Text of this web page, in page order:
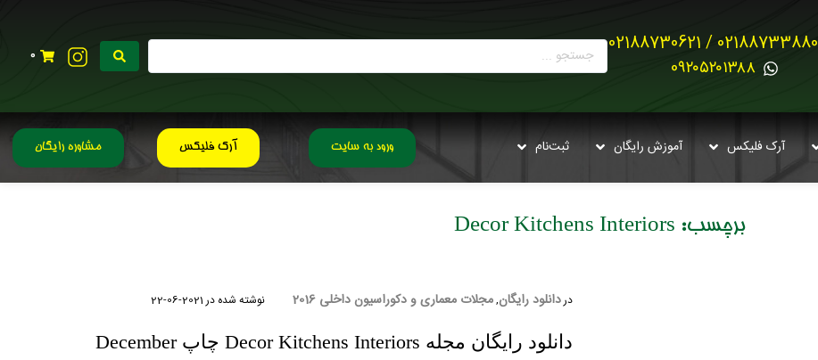
02188733880 / 02188730621
0۹۲۰۵۲۰۱۳۸۸
0
آرک فلیکس آموزش رایگان ثبت‌نام ورود به سایت آرک فلیکس مشاوره رایگان
برچسب: Decor Kitchens Interiors
دردانلود رایگان,مجلات معماری و دکوراسیون داخلی 2016 نوشته شده در2021-06-22
دانلود رایگان مجله Decor Kitchens Interiors چاپ December